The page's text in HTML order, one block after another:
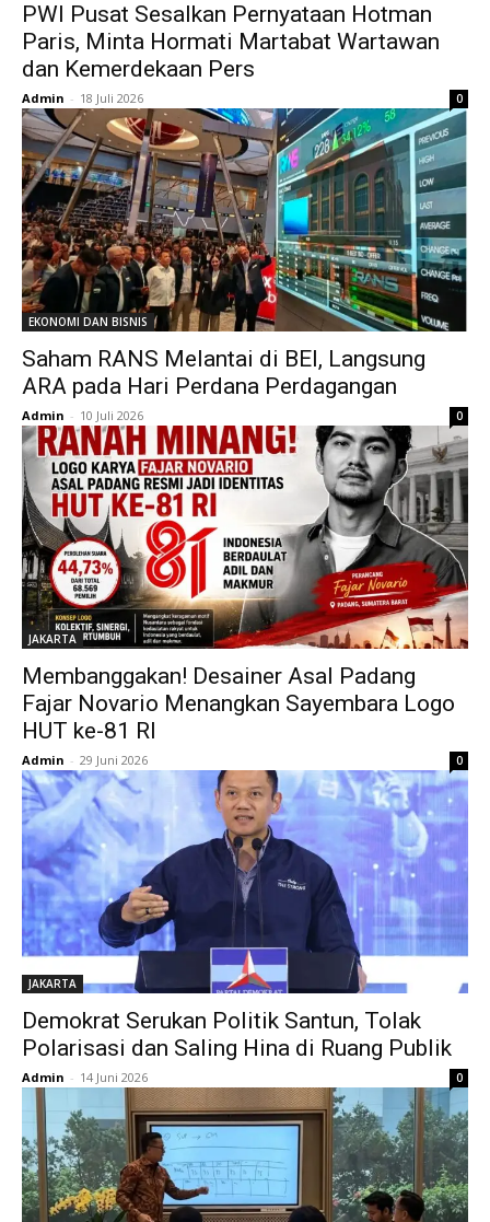
PWI Pusat Sesalkan Pernyataan Hotman
Paris, Minta Hormati Martabat Wartawan
dan Kemerdekaan Pers
Admin - 18 Juli 2026 0
EKONOMI DAN BISNIS
Saham RANS Melantai di BEI, Langsung
ARA pada Hari Perdana Perdagangan
Admin - 10 Juli 2026 0
JAKARTA
Membanggakan! Desainer Asal Padang
Fajar Novario Menangkan Sayembara Logo
HUT ke-81 RI
Admin - 29 Juni 2026 0
JAKARTA
Demokrat Serukan Politik Santun, Tolak
Polarisasi dan Saling Hina di Ruang Publik
Admin - 14 Juni 2026 0